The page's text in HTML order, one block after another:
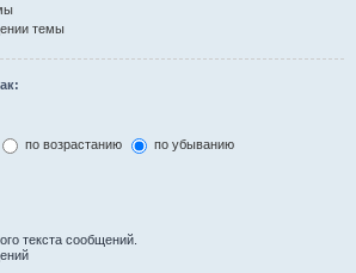
темы
по возрастанию
по убыванию
текста сообщений.